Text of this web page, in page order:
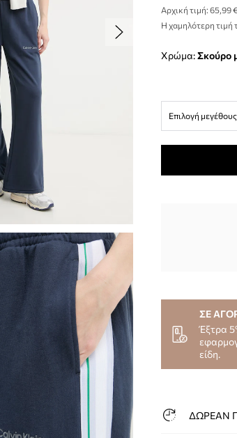
Αρχική τιμή: 65,99
Η χαμηλότερη
Χρώμα: σκούρο
Επιλογή μεγέθους
ΣΕ
Έξτρα
είδη.
ΔΩΡΕΑΝ